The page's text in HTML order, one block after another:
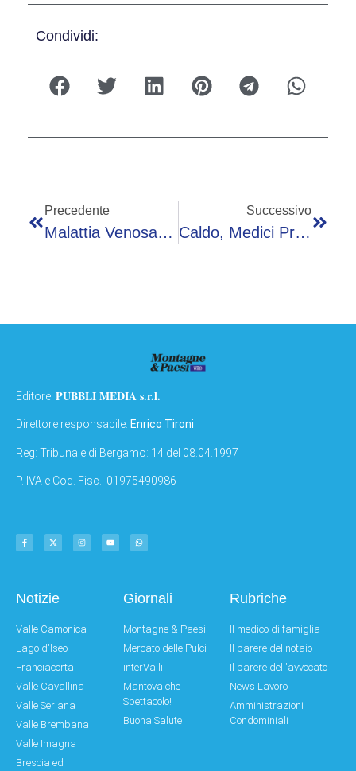
Condividi:
Precedente
Malattia Venosa Cronica, Esperti: “Non È Solo Un Problema Degli Arti Inferiori”
Successivo
Caldo, Medici Pronto Soccorso: “+15% Accessi, Non Solo Anziani Anche Chi Ha Fragilità Psichiatriche”
Editore: PUBBLI MEDIA s.r.l.
Direttore responsabile: Enrico Tironi
Reg: Tribunale di Bergamo: 14 del 08.04.1997
P. IVA e Cod. Fisc.: 01975490986
Notizie
Valle Camonica
Lago d'Iseo
Franciacorta
Valle Cavallina
Valle Seriana
Valle Brembana
Valle Imagna
Brescia ed
Giornali
Montagne & Paesi
Mercato delle Pulci
interValli
Mantova che
Spettacolo!
Buona Salute
Rubriche
Il medico di famiglia
Il parere del notaio
Il parere dell'avvocato
News Lavoro
Amministrazioni
Condominiali